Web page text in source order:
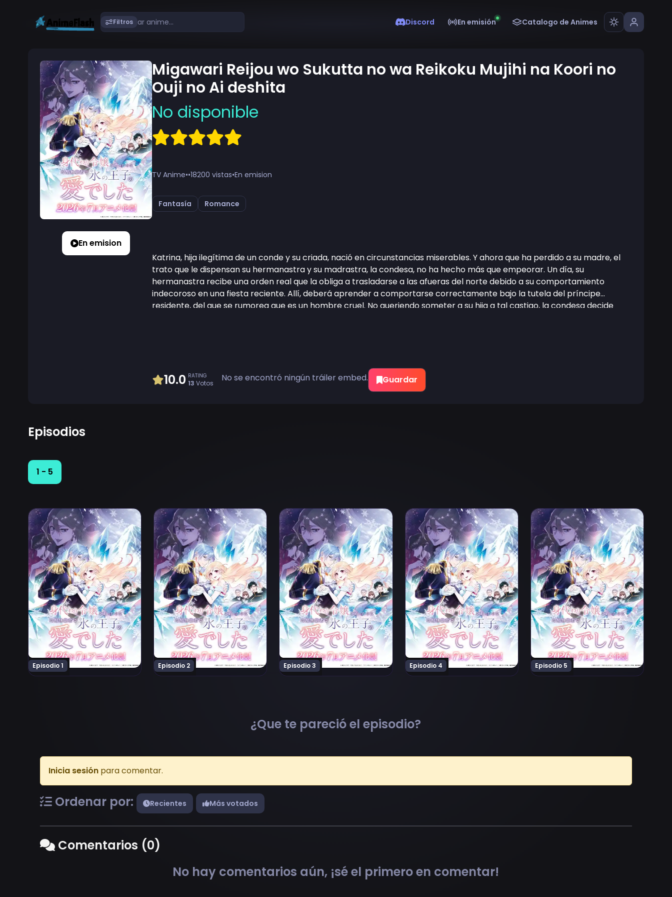
Filtros Discord En emisión Catalogo de Animes
Migawari Reijou wo Sukutta no wa Reikoku Mujihi na Koori no
Ouji no Ai deshita
No disponible
TV Anime••18200 vistas•En emision
Fantasía Romance
Katrina, hija ilegítima de un conde y su criada, nació en circunstancias miserables. Y ahora que ha perdido a su madre, el
trato que le dispensan su hermanastra y su madrastra, la condesa, no ha hecho más que empeorar. Un día, su
hermanastra recibe una orden real que la obliga a trasladarse a las afueras del norte debido a su comportamiento
indecoroso en una fiesta reciente. Allí, deberá aprender a comportarse correctamente bajo la tutela del príncipe
residente, del que se rumorea que es un hombre cruel. No queriendo someter a su hija a tal castigo, la condesa decide
10.0 RATING
13 Votos No se encontró ningún tráiler embed. Guardar
En emision
Episodios
1 - 5
Episodio 1
Ver Migawari Reijou wo Sukutta no wa Reikoku Mujihi na Koori no Ouji no Ai deshita Episodio 1
Episodio 2
Ver Migawari Reijou wo Sukutta no wa Reikoku Mujihi na Koori no Ouji no Ai deshita Episodio 2
Episodio 3
Ver Migawari Reijou wo Sukutta no wa Reikoku Mujihi na Koori no Ouji no Ai deshita Episodio 3
Episodio 4
Ver Migawari Reijou wo Sukutta no wa Reikoku Mujihi na Koori no
Episodio 5
Ver Migawari Reijou wo Sukutta no
¿Que te pareció el episodio?
Inicia sesión para comentar.
Ordenar por: Recientes Más votados
Comentarios (0)
No hay comentarios aún, ¡sé el primero en comentar!